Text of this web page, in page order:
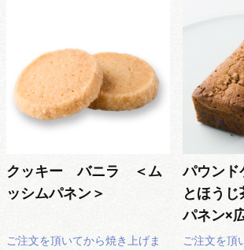
クッキー バニラ ＜ム
ッシムパネン＞
ご注文を頂いてから焼き上げま
パウン
とほう
パネン×
ご注文を頂